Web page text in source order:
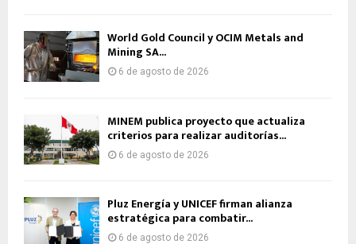
World Gold Council y OCIM Metals and
Mining SA...
6 de agosto de 2026
MINEM publica proyecto que actualiza
criterios para realizar auditorías...
6 de agosto de 2026
Pluz Energía y UNICEF firman alianza
estratégica para combatir...
6 de agosto de 2026